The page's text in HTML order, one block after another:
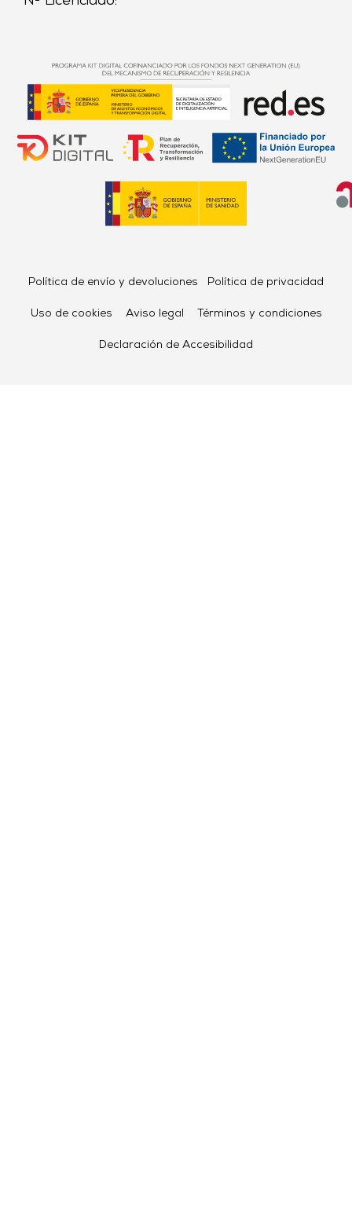
Política de envío y devoluciones Política de privacidad
Uso de cookies Aviso legal Términos y condiciones
Declaración de Accesibilidad